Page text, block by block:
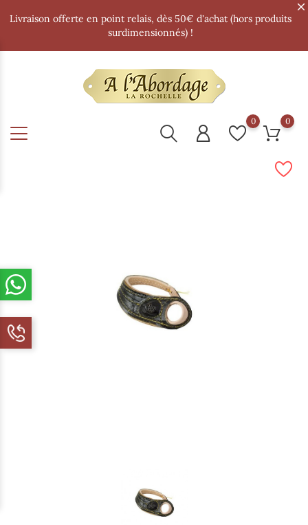
Livraison offerte en point relais, dès 50€ d'achat (hors produits
surdimensionnés) !
0 0